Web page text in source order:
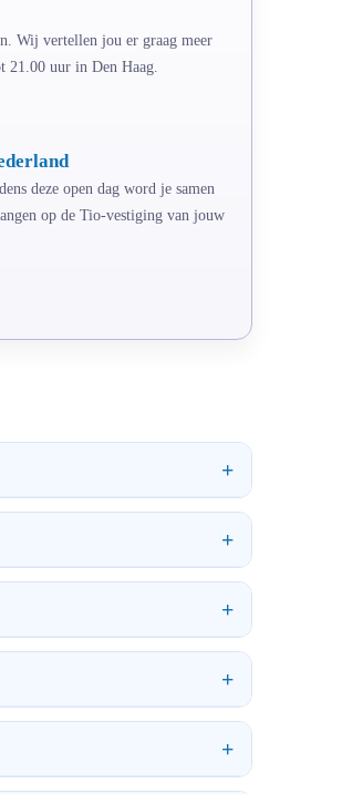
Wij vertellen jou er graag meer
21.00 uur in Den Haag.
deze open dag word je samen
op de Tio-vestiging van jouw